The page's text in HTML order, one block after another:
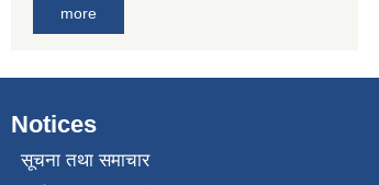
more
Notices
सूचना तथा समाचार